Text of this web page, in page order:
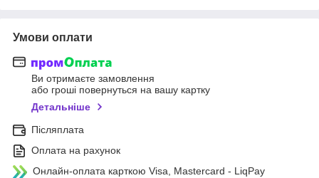
Умови оплати
Ви отримаєте замовлення
або гроші повернуться на вашу картку
Детальніше
Післяплата
Оплата на рахунок
Онлайн-оплата карткою Visa, Mastercard - LiqPay